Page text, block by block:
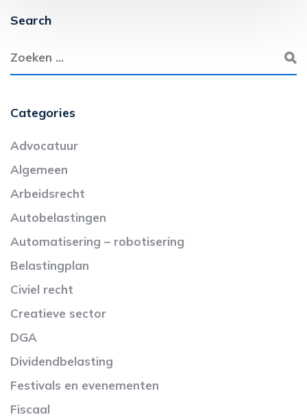
Search
Categories
Advocatuur
Algemeen
Arbeidsrecht
Autobelastingen
Automatisering – robotisering
Belastingplan
Civiel recht
Creatieve sector
DGA
Dividendbelasting
Festivals en evenementen
Fiscaal